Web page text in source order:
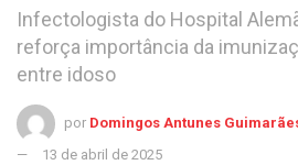
Infectologista do Hospital
reforça importância da
entre idoso
por Domingos Antunes
13 de abril de 2025